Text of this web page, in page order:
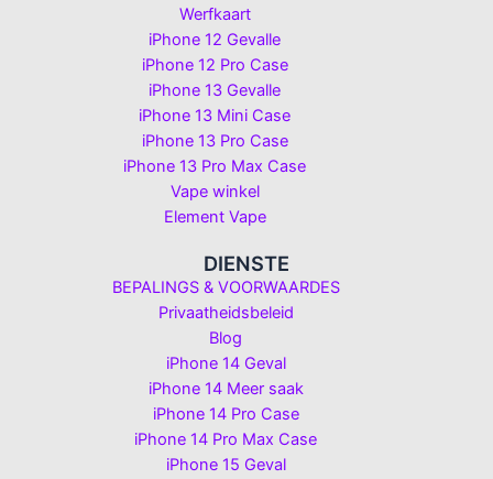
Werfkaart
iPhone 12 Gevalle
iPhone 12 Pro Case
iPhone 13 Gevalle
iPhone 13 Mini Case
iPhone 13 Pro Case
iPhone 13 Pro Max Case
Vape winkel
Element Vape
DIENSTE
BEPALINGS & VOORWAARDES
Privaatheidsbeleid
Blog
iPhone 14 Geval
iPhone 14 Meer saak
iPhone 14 Pro Case
iPhone 14 Pro Max Case
iPhone 15 Geval